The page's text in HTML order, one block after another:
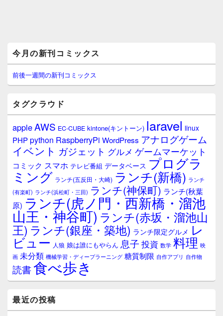
イ
ン
サ
イ
ウ
ィ
ジ
ェ
ア
今月の新刊コミックス
前後一週間の新刊コミックス
タグクラウド
appleAWS EC-CUBE kintone(キントーン) laravel linux
PHPpython RaspberryPi WordPress アナログゲーム
イベント ガジェット グルメ ゲームマーケット
コミック スマホ テレビ番組 データベース プログラ
ミング ランチ(五反田・大崎) ランチ(新橋) ランチ
(有楽町) ランチ(浜松町・三田) ランチ(神保町) ランチ(秋葉
原) ランチ(虎ノ門・西新橋・溜池
山王・神谷町) ランチ(赤坂・溜池山
王) ランチ(銀座・築地) ランチ限定グルメ レ
ビュー 人狼 娘は誰にもやらん 息子 投資 数学 料理 映
画 未分類 機械学習・ディープラーニング 糖質制限 自作アプリ 自作物
読書食べ歩き
最近の投稿